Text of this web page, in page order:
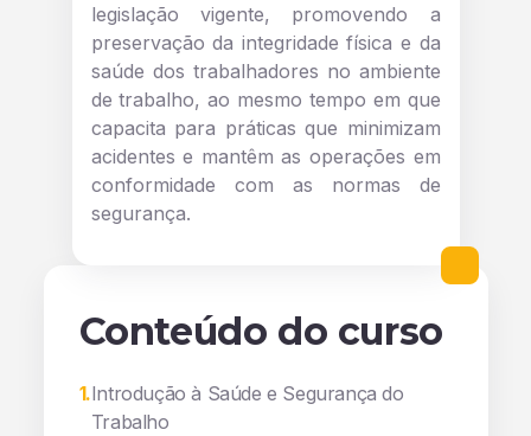
legislação vigente, promovendo a
preservação da integridade física e da
saúde dos trabalhadores no ambiente
de trabalho, ao mesmo tempo em que
capacita para práticas que minimizam
acidentes e mantêm as operações em
conformidade com as normas de
segurança.
Conteúdo do curso
1.Introdução à Saúde e Segurança do
Trabalho